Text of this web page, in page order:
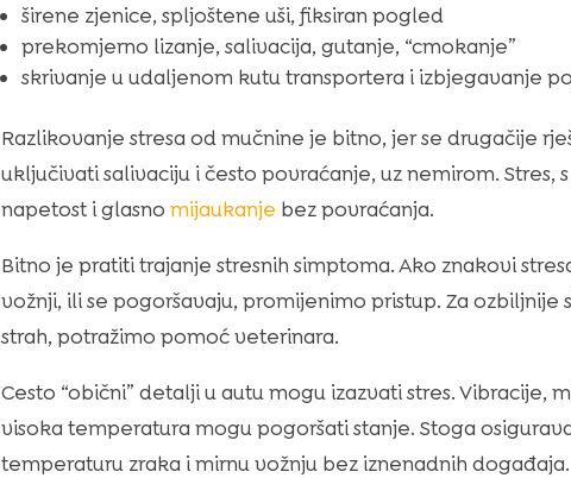
širene zjenice, spljoštene uši, fiksiran pogled
prekomjerno lizanje, salivacija, gutanje, “cmokanje”
skrivanje u udaljenom kutu transportera i izbjegavanje
Razlikovanje stresa od mučnine je bitno, jer se drugačije
uključivati salivaciju i često povraćanje, uz nemirom. Stres,
napetost i glasno mijaukanje bez povraćanja.
Bitno je pratiti trajanje stresnih simptoma. Ako znakovi
vožnji, ili se pogoršavaju, promijenimo pristup. Za
strah, potražimo pomoć veterinara.
Cesto “obični” detalji u autu mogu izazvati stres. Vibracije,
visoka temperatura mogu pogoršati stanje. Stoga
temperaturu zraka i mirnu vožnju bez iznenadnih događaja.